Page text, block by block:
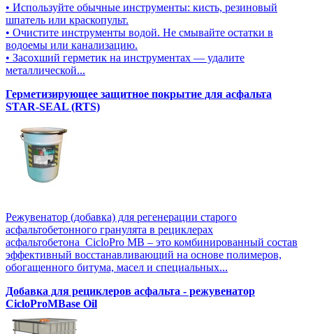
• Используйте обычные инструменты: кисть, резиновый
шпатель или краскопульт.
• Очистите инструменты водой. Не смывайте остатки в
водоемы или канализацию.
• Засохший герметик на инструментах — удалите
металлической...
Герметизирующее защитное покрытие для асфальта
STAR-SEAL (RTS)
Режувенатор (добавка) для регенерации старого
асфальтобетонного гранулята в рециклерах
асфальтобетона CicloPro MB – это комбинированный состав
эффективный восстанавливающий на основе полимеров,
обогащенного битума, масел и специальных...
Добавка для рециклеров асфальта - режувенатор
CicloProMBase Oil